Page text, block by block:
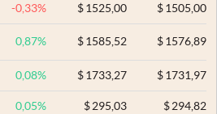
-0,33% $ 1525,00 $1505,00
0,87% $ 1585,52 $1576,89
0,08% $ 1733,27 $1731,97
0,05% $ 295,03 $294,82